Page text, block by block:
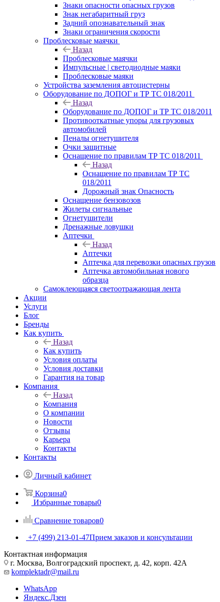
Знаки опасности опасных грузов
Знак негабаритный груз
Задний опознавательный знак
Знаки ограничения скорости
Проблесковые маячки
Назад
Проблесковые маячки
Импульсные | светодиодные маяки
Проблесковые маяки
Устройства заземления автоцистерны
Оборудование по ДОПОГ и ТР ТС 018/2011
Назад
Оборудование по ДОПОГ и ТР ТС 018/2011
Противооткатные упоры для грузовых
автомобилей
Пеналы огнетушителя
Очки защитные
Оснащение по правилам ТР ТС 018/2011
Назад
Оснащение по правилам ТР ТС
018/2011
Дорожный знак Опасность
Оснащение бензовозов
Жилеты сигнальные
Огнетушители
Дренажные ловушки
Аптечки
Назад
Аптечки
Аптечка для перевозки опасных грузов
Аптечка автомобильная нового
образца
Самоклеющаяся светоотражающая лента
Акции
Услуги
Блог
Бренды
Как купить
Назад
Как купить
Условия оплаты
Условия доставки
Гарантия на товар
Компания
Назад
Компания
О компании
Новости
Отзывы
Карьера
Контакты
Контакты
Личный кабинет
Корзина0
Избранные товары0
Сравнение товаров0
+7 (499) 213-01-47Прием заказов и консультации
Контактная информация
г. Москва, Волгоградский проспект, д. 42, корп. 42А
komplektadr@mail.ru
WhatsApp
Яндекс.Дзен